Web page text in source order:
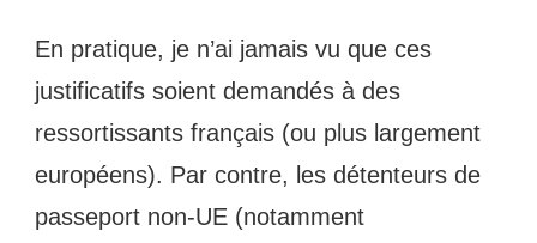
En pratique, je n’ai jamais vu que ces
justificatifs soient demandés à des
ressortissants français (ou plus largement
européens). Par contre, les détenteurs de
passeport non-UE (notamment